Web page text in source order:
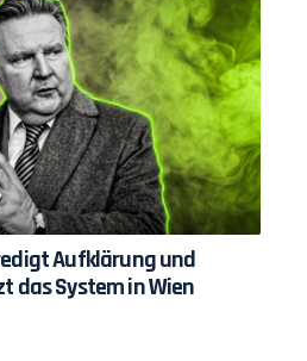
Aufklärung und
das System in Wien